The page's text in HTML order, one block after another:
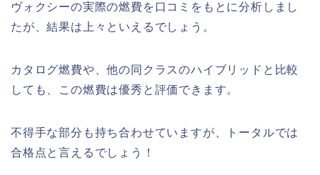
ヴォクシーの実際の燃費を口コミをもとに分析しまし
たが、結果は上々といえるでしょう。
カタログ燃費や、他の同クラスのハイブリッドと比較
しても、この燃費は優秀と評価できます。
不得手な部分も持ち合わせていますが、トータルでは
合格点と言えるでしょう！